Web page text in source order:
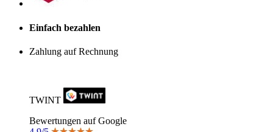
Einfach bezahlen
Zahlung auf Rechnung
TWINT
Bewertungen auf Google